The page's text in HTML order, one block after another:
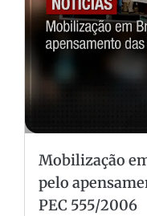
Mobilização
pelo
PEC 555/2006